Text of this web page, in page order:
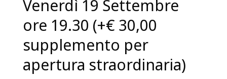
Venerdì 19 Settembre
ore 19.30 (+€ 30,00
supplemento per
apertura straordinaria)